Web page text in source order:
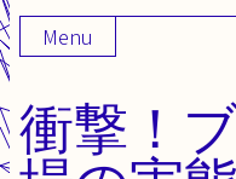
Menu
衝撃！